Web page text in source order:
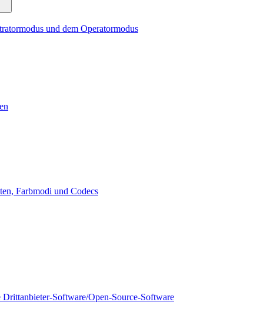
und dem Operatormodus
Farbmodi und Codecs
Software/Open-Source-Software